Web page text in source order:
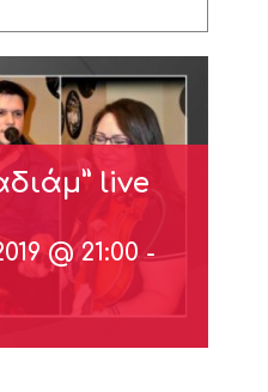
live
@ 21:00 -